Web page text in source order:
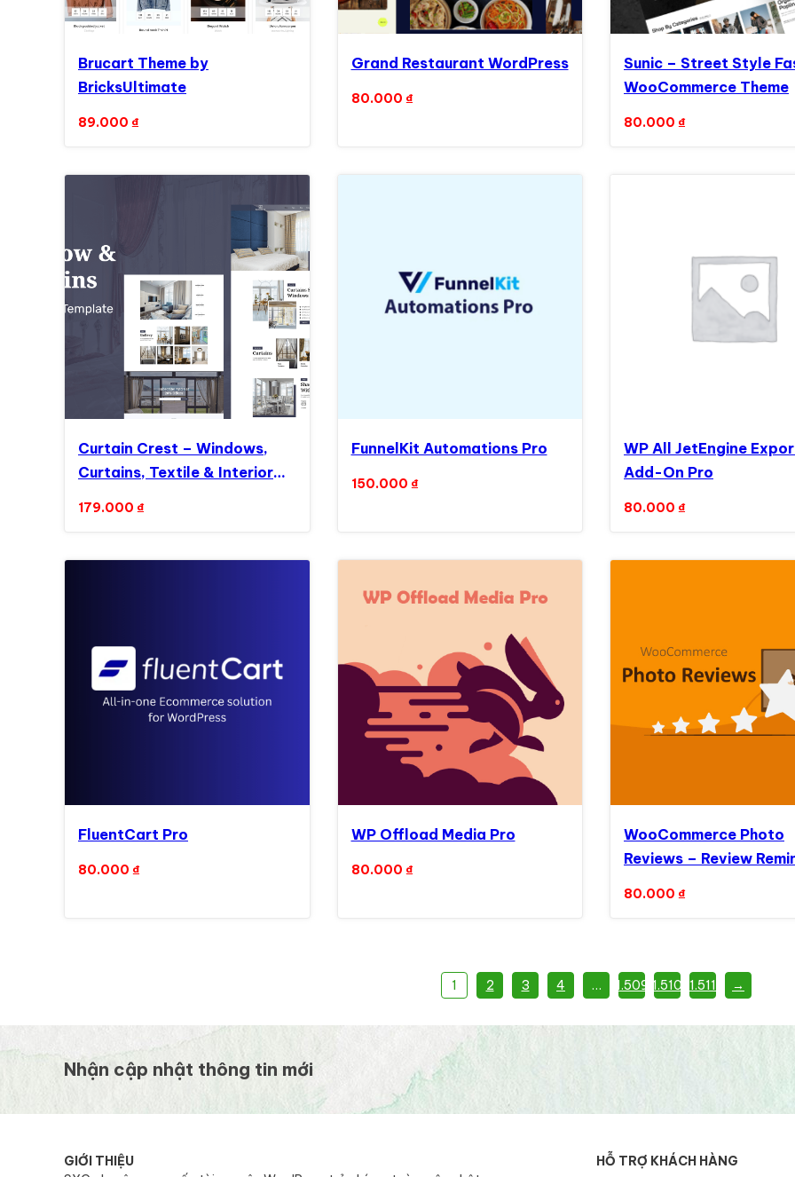
Brucart Theme by
BricksUltimate
89.000 ₫
Grand Restaurant WordPress
80.000 ₫
Sunic – Street Style
WooCommerce Theme
80.000 ₫
Curtain Crest – Windows,
Curtains, Textile & Interior
179.000 ₫
FunnelKit Automations Pro
150.000 ₫
WP All JetEngine
Add-On Pro
80.000 ₫
FluentCart Pro
80.000 ₫
WP Offload Media Pro
80.000 ₫
WooCommerce Photo
Reviews – Review
80.000 ₫
1 2 3 4 … 1.509 1.510 1.511 →
Nhận cập nhật thông tin mới
GIỚI THIỆU
HỖ TRỢ KHÁCH HÀNG